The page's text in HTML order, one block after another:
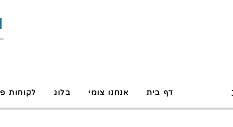
דף בית אנחנו צומי בלוג לקוחות